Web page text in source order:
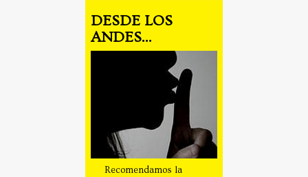
DESDE LOS
ANDES...
Recomendamos la